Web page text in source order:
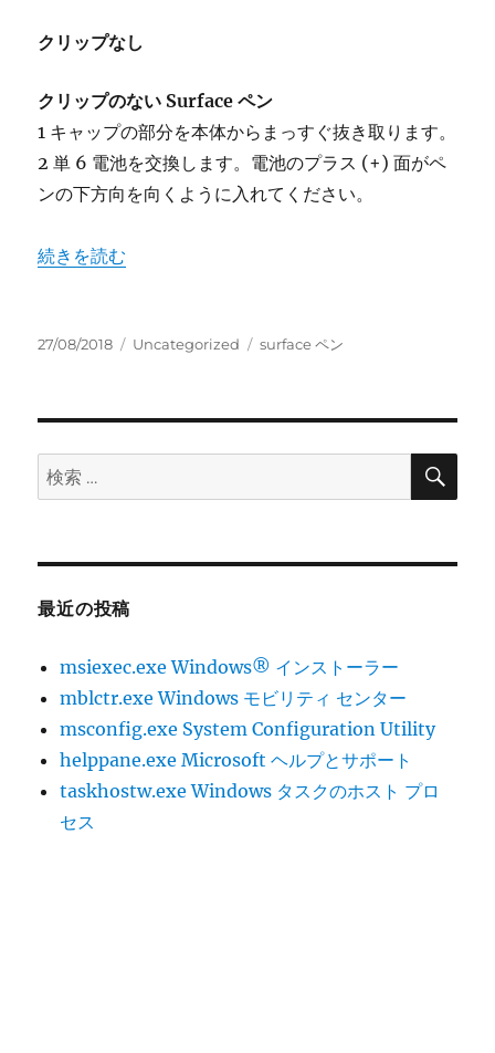
クリップなし
クリップのない Surface ペン
1 キャップの部分を本体からまっすぐ抜き取ります。
2 単 6 電池を交換します。電池のプラス (+) 面がペ
ンの下方向を向くように入れてください。
“surface ペンの電池を交換する” の
続きを読む
投
27/08/2018
カ
Uncategorized
タ
surface ペン
検
索:
検
最近の投稿
msiexec.exe Windows® インストーラー
mblctr.exe Windows モビリティ センター
msconfig.exe System Configuration Utility
helppane.exe Microsoft ヘルプとサポート
taskhostw.exe Windows タスクのホスト プロ
セス